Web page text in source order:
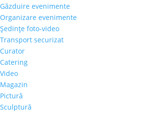
Găzduire evenimente
Organizare evenimente
Şedinţe foto-video
Transport securizat
Curator
Catering
Video
Magazin
Pictură
Sculptură